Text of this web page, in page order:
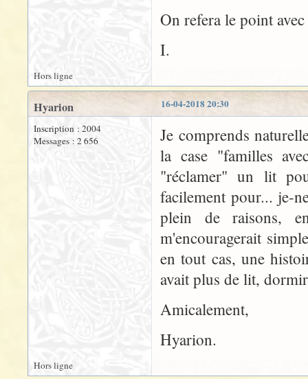
On refera le point
I.
Hors ligne
16-04-2018 20:30
Hyarion
Inscription : 2004
Messages : 2 656
Je comprends
la case "familles
"réclamer" un lit
facilement pour... je-
plein de raisons,
m'encouragerait
en tout cas, une
avait plus de lit,
Amicalement,
Hyarion.
Hors ligne